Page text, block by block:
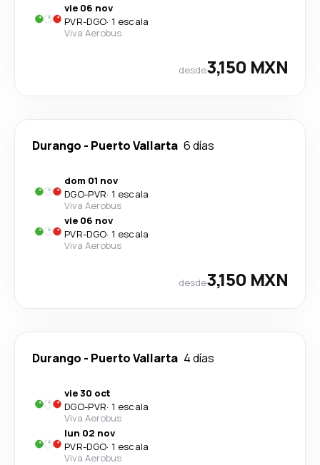
vie 06 nov
PVR-DGO· 1 escala
Viva Aerobus
desde3,150 MXN
Durango - Puerto Vallarta 6 días
dom 01 nov
DGO-PVR· 1 escala
Viva Aerobus
vie 06 nov
PVR-DGO· 1 escala
Viva Aerobus
desde3,150 MXN
Durango - Puerto Vallarta 4 días
vie 30 oct
DGO-PVR· 1 escala
Viva Aerobus
lun 02 nov
PVR-DGO· 1 escala
Viva Aerobus